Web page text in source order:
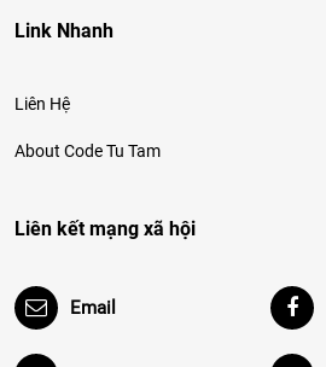
Link Nhanh
Liên Hệ
About Code Tu Tam
Liên kết mạng xã hội
Email